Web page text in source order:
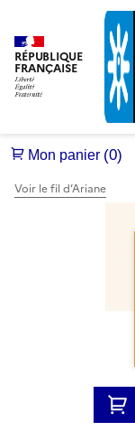
RÉPUBLIQUE
FRANÇAISE
Voir le fil d’Ariane